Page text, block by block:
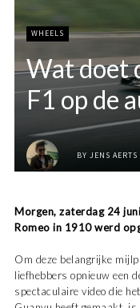
WHEELS
Wat doet
F1 op de
BY JENS AERTS
Morgen, zaterdag 24
Romeo in 1910 werd
Om deze belangrijke
liefhebbers opnieuw een
spectaculaire video die